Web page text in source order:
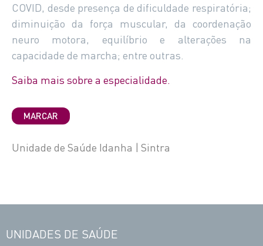
COVID, desde presença de dificuldade respiratória;
diminuição da força muscular, da coordenação
neuro motora, equilíbrio e alterações na
capacidade de marcha; entre outras.
Saiba mais sobre a especialidade.
MARCAR
Unidade de Saúde Idanha | Sintra
UNIDADES DE SAÚDE